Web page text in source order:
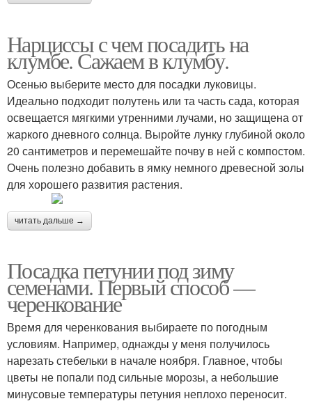
Нарциссы с чем посадить на
клумбе. Сажаем в клумбу.
Осенью выберите место для посадки луковицы.
Идеально подходит полутень или та часть сада, которая
освещается мягкими утренними лучами, но защищена от
жаркого дневного солнца. Выройте лунку глубиной около
20 сантиметров и перемешайте почву в ней с компостом.
Очень полезно добавить в ямку немного древесной золы
для хорошего развития растения.
читать дальше →
Посадка петунии под зиму
семенами. Первый способ —
черенкование
Время для черенкования выбираете по погодным
условиям. Например, однажды у меня получилось
нарезать стебельки в начале ноября. Главное, чтобы
цветы не попали под сильные морозы, а небольшие
минусовые температуры петуния неплохо переносит.